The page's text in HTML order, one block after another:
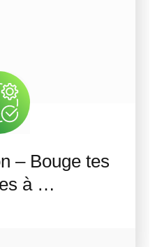
– Bouge tes
à …